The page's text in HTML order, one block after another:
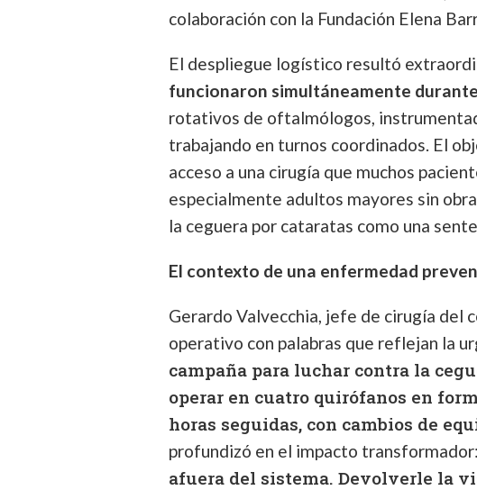
colaboración con la Fundación Elena
El despliegue logístico resultó
funcionaron simultáneamente
rotativos de oftalmólogos,
trabajando en turnos coordinados. El
acceso a una cirugía que muchos
especialmente adultos mayores sin
la ceguera por cataratas como una
El contexto de una enfermedad
Gerardo Valvecchia, jefe de cirugía del
operativo con palabras que reflejan la
campaña para luchar contra la
operar en cuatro quirófanos en
horas seguidas, con cambios de
profundizó en el impacto transformador:
afuera del sistema. Devolverle la